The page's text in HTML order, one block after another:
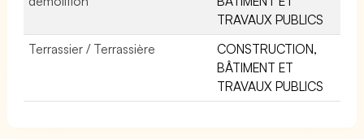
TRAVAUX PUBLICS
Terrassier / Terrassière
CONSTRUCTION,
BÂTIMENT ET
TRAVAUX PUBLICS